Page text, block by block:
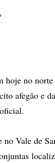
hoje no
afegão e
Vale de